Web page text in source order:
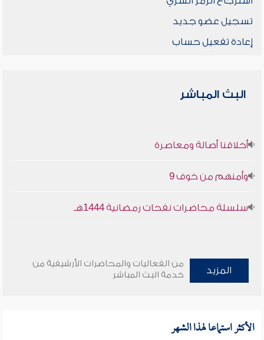
تسجيل عضو جديد
إعادة تفعيل حساب
البث المباشر
أخلاقنا أصالة ومعاصرة
وأمنهم من خوف 9
سلسلة محاضرات نفحات رمضانية 1444هـ
المزيد
من الفعاليات والمحاضرات الأرشيفية من
خدمة البث المباشر
الأكثر استماعا لهذا الشهر